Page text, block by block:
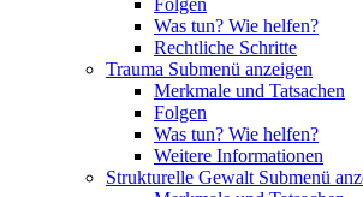
Folgen
Was tun? Wie helfen?
Rechtliche Schritte
Trauma Submenü anzeigen
Merkmale und Tatsachen
Folgen
Was tun? Wie helfen?
Weitere Informationen
Strukturelle Gewalt Submenü